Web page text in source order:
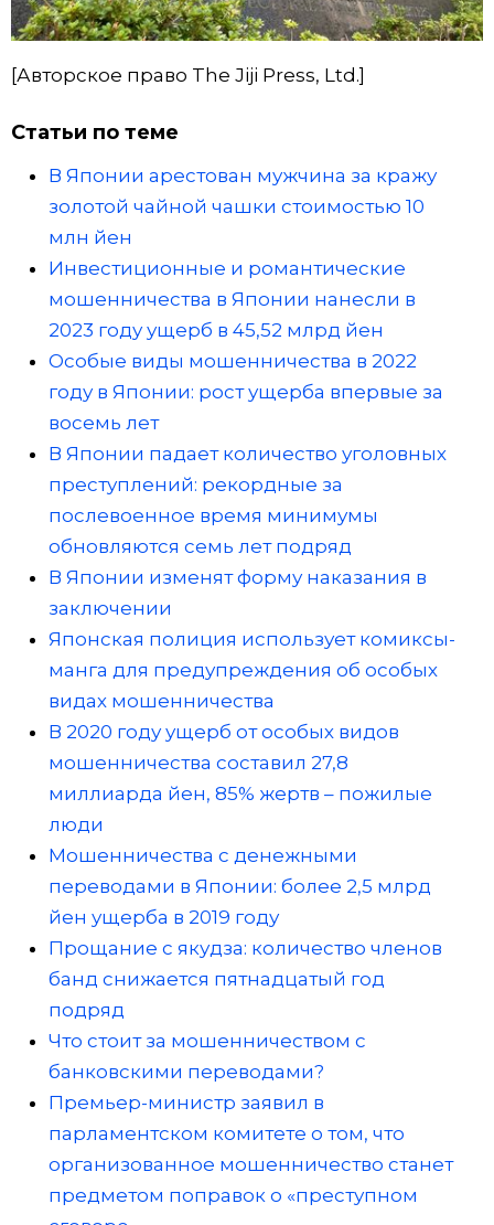
[Авторское право The Jiji Press, Ltd.]
Статьи по теме
В Японии арестован мужчина за кражу
золотой чайной чашки стоимостью 10
млн йен
Инвестиционные и романтические
мошенничества в Японии нанесли в
2023 году ущерб в 45,52 млрд йен
Особые виды мошенничества в 2022
году в Японии: рост ущерба впервые за
восемь лет
В Японии падает количество уголовных
преступлений: рекордные за
послевоенное время минимумы
обновляются семь лет подряд
В Японии изменят форму наказания в
заключении
Японская полиция использует комиксы-
манга для предупреждения об особых
видах мошенничества
В 2020 году ущерб от особых видов
мошенничества составил 27,8
миллиарда йен, 85% жертв – пожилые
люди
Мошенничества с денежными
переводами в Японии: более 2,5 млрд
йен ущерба в 2019 году
Прощание с якудза: количество членов
банд снижается пятнадцатый год
подряд
Что стоит за мошенничеством с
банковскими переводами?
Премьер-министр заявил в
парламентском комитете о том, что
организованное мошенничество станет
предметом поправок о «преступном